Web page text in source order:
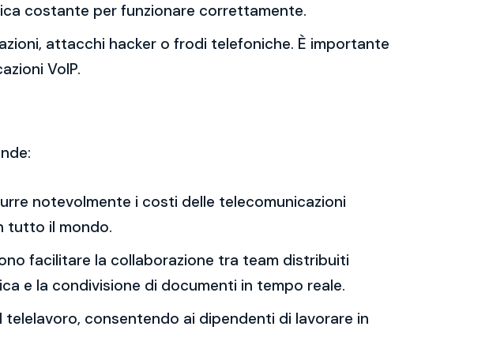
costante per funzionare correttamente.
attacchi hacker o frodi telefoniche. È importante
VoIP.
notevolmente i costi delle telecomunicazioni
tutto il mondo.
facilitare la collaborazione tra team distribuiti
e la condivisione di documenti in tempo reale.
consentendo ai dipendenti di lavorare in